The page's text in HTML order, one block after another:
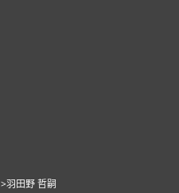
>羽田野 哲嗣